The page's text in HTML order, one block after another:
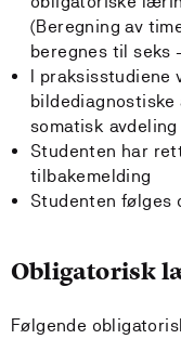
(Beregning av
beregnes til seks
I praksisstudiene
bildediagnostiske
somatisk avdeling
Studenten har
tilbakemelding
Studenten følges
Obligatorisk
Følgende